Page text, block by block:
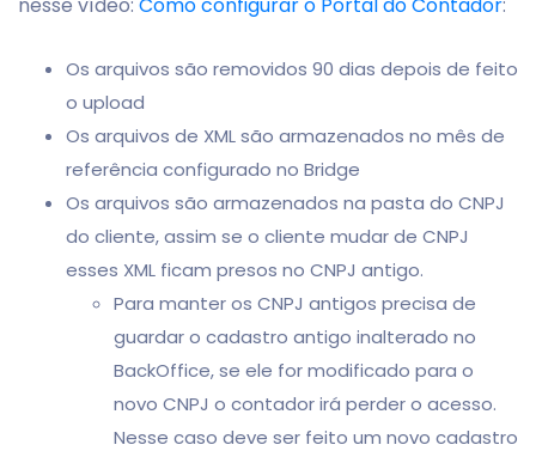
nesse vídeo: Como configurar o Portal do Contador:
Os arquivos são removidos 90 dias depois de feito
o upload
Os arquivos de XML são armazenados no mês de
referência configurado no Bridge
Os arquivos são armazenados na pasta do CNPJ
do cliente, assim se o cliente mudar de CNPJ
esses XML ficam presos no CNPJ antigo.
Para manter os CNPJ antigos precisa de
guardar o cadastro antigo inalterado no
BackOffice, se ele for modificado para o
novo CNPJ o contador irá perder o acesso.
Nesse caso deve ser feito um novo cadastro